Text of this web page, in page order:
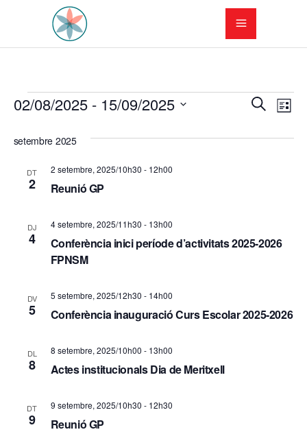
Esdeveniments
N
a
a
ó
CercaN
d
Llista
02/08/2025 - 15/09/2025
una
setembre 2025
DT
2 Reunió GP
2 setembre, 2025/10h30 - 12h00
DJ
4
Conferència inici període d’activitats 2025-2026
FPNSM
4 setembre, 2025/11h30 - 13h00
DV
5 Conferència inauguració Curs Escolar 2025-2026
5 setembre, 2025/12h30 - 14h00
DL
8 Actes institucionals Dia de Meritxell
8 setembre, 2025/10h00 - 13h00
DT
9 Reunió GP
9 setembre, 2025/10h30 - 12h30